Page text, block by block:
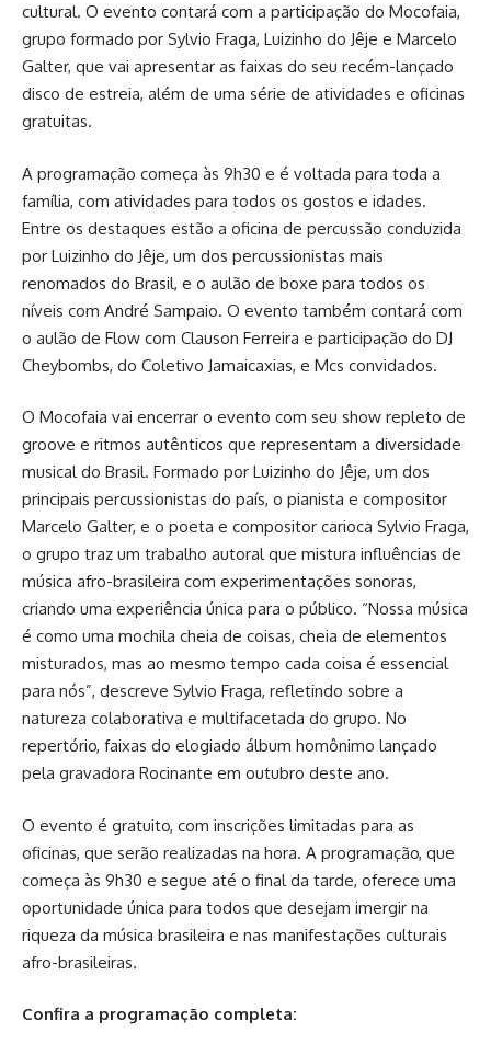
cultural. O evento contará com a participação do Mocofaia,
grupo formado por Sylvio Fraga, Luizinho do Jêje e Marcelo
Galter, que vai apresentar as faixas do seu recém-lançado
disco de estreia, além de uma série de atividades e oficinas
gratuitas.
A programação começa às 9h30 e é voltada para toda a
família, com atividades para todos os gostos e idades.
Entre os destaques estão a oficina de percussão conduzida
por Luizinho do Jêje, um dos percussionistas mais
renomados do Brasil, e o aulão de boxe para todos os
níveis com André Sampaio. O evento também contará com
o aulão de Flow com Clauson Ferreira e participação do DJ
Cheybombs, do Coletivo Jamaicaxias, e Mcs convidados.
O Mocofaia vai encerrar o evento com seu show repleto de
groove e ritmos autênticos que representam a diversidade
musical do Brasil. Formado por Luizinho do Jêje, um dos
principais percussionistas do país, o pianista e compositor
Marcelo Galter, e o poeta e compositor carioca Sylvio Fraga,
o grupo traz um trabalho autoral que mistura influências de
música afro-brasileira com experimentações sonoras,
criando uma experiência única para o público. “Nossa música
é como uma mochila cheia de coisas, cheia de elementos
misturados, mas ao mesmo tempo cada coisa é essencial
para nós”, descreve Sylvio Fraga, refletindo sobre a
natureza colaborativa e multifacetada do grupo. No
repertório, faixas do elogiado álbum homônimo lançado
pela gravadora Rocinante em outubro deste ano.
O evento é gratuito, com inscrições limitadas para as
oficinas, que serão realizadas na hora. A programação, que
começa às 9h30 e segue até o final da tarde, oferece uma
oportunidade única para todos que desejam imergir na
riqueza da música brasileira e nas manifestações culturais
afro-brasileiras.
Confira a programação completa: